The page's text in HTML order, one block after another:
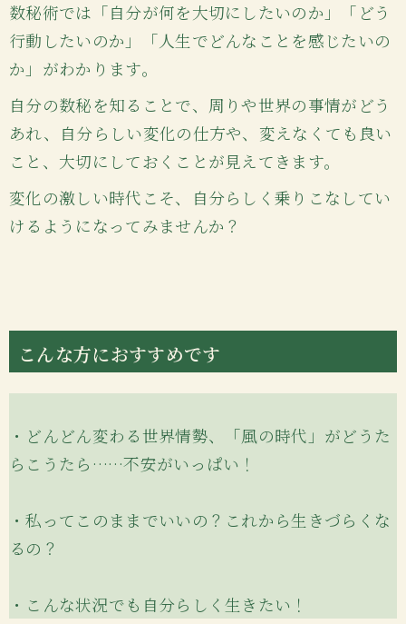
数秘術では「自分が何を大切にしたいのか」「どう
行動したいのか」「人生でどんなことを感じたいの
か」がわかります。
自分の数秘を知ることで、周りや世界の事情がどう
あれ、自分らしい変化の仕方や、変えなくても良い
こと、大切にしておくことが見えてきます。
変化の激しい時代こそ、自分らしく乗りこなしてい
けるようになってみませんか？
こんな方におすすめです
・どんどん変わる世界情勢、「風の時代」がどうた
らこうたら……不安がいっぱい！
・私ってこのままでいいの？これから生きづらくな
るの？
・こんな状況でも自分らしく生きたい！